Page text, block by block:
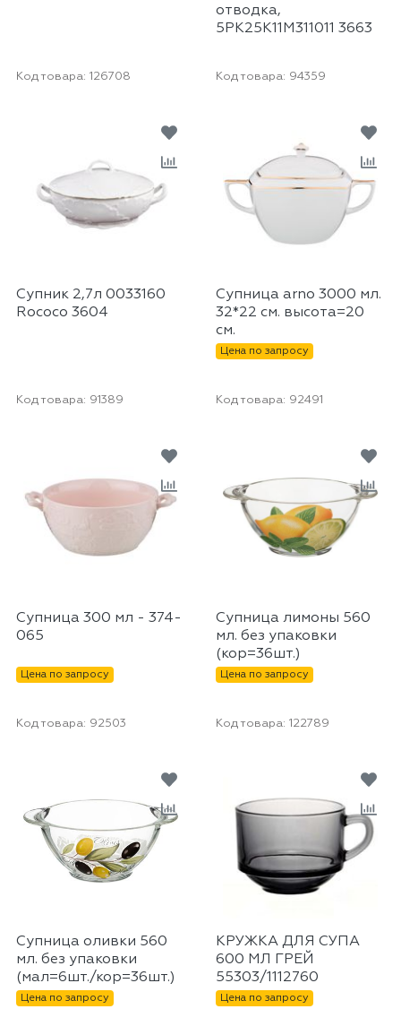
отводка,
5PK25K11M311011 3663
Код товара: 126708
Супник 2,7л 0033160
Rococo 3604
Код товара: 94359
Супница arno 3000 мл.
32*22 см. высота=20
см.
Цена по запросу
Код товара: 91389
Супница 300 мл - 374-
065
Цена по запросу
Код товара: 92491
Супница лимоны 560
мл. без упаковки
(кор=36шт.)
Цена по запросу
Код товара: 92503
Супница оливки 560
мл. без упаковки
(мал=6шт./кор=36шт.)
Цена по запросу
Код товара: 122789
КРУЖКА ДЛЯ СУПА
600 МЛ ГРЕЙ
55303/1112760
Цена по запросу